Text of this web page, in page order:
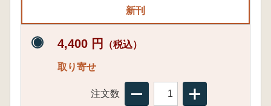
新刊
4,400 円 （税込）
取り寄せ
注文数